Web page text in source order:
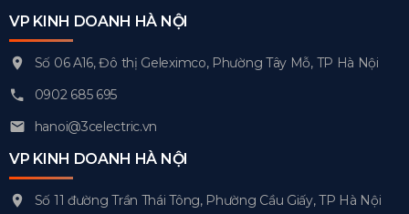
VP KINH DOANH HÀ NỘI
Số 06 A16, Đô thị Geleximco, Phường Tây Mỗ, TP Hà Nội
0902 685 695
hanoi@3celectric.vn
VP KINH DOANH HÀ NỘI
Số 11 đường Trần Thái Tông, Phường Cầu Giấy, TP Hà Nội